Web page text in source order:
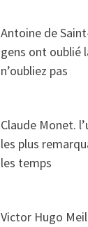
Antoine de
gens ont oublié
n’oubliez pas
Claude Monet.
les plus
les temps
Victor Hugo